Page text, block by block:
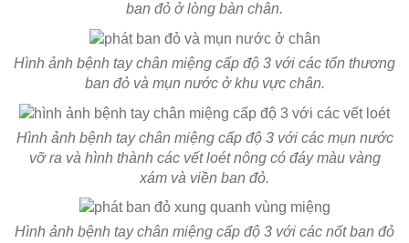
ban đỏ ở lòng bàn chân.
Hình ảnh bệnh tay chân miệng cấp độ 3 với các tổn thương
ban đỏ và mụn nước ở khu vực chân.
Hình ảnh bệnh tay chân miệng cấp độ 3 với các mụn nước
vỡ ra và hình thành các vết loét nông có đáy màu vàng
xám và viền ban đỏ.
Hình ảnh bệnh tay chân miệng cấp độ 3 với các nốt ban đỏ